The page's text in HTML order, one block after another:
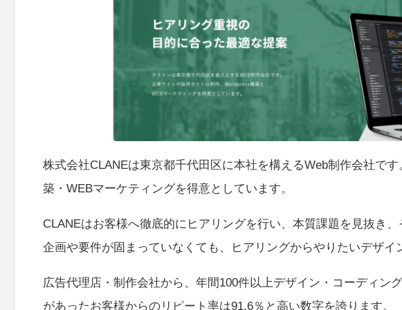
株式会社CLANEは東京都千代田区に本社を構えるWeb制作会社で
築・WEBマーケティングを得意としています。
CLANEはお客様へ徹底的にヒアリングを行い、本質課題を見抜き
企画や要件が固まっていなくても、ヒアリングからやりたいデザイ
広告代理店・制作会社から、年間100件以上デザイン・コーディン
があったお客様からのリピート率は91.6％と高い数字を誇ります。